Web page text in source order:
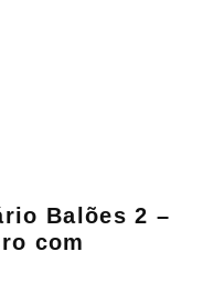
Balões 2 –
com